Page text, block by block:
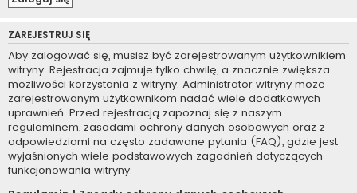
ZAREJESTRUJ SIĘ
Aby zalogować się, musisz być zarejestrowanym użytkownikiem
witryny. Rejestracja zajmuje tylko chwilę, a znacznie zwiększa
możliwości korzystania z witryny. Administrator witryny może
zarejestrowanym użytkownikom nadać wiele dodatkowych
uprawnień. Przed rejestracją zapoznaj się z naszym
regulaminem, zasadami ochrony danych osobowych oraz z
odpowiedziami na często zadawane pytania (FAQ), gdzie jest
wyjaśnionych wiele podstawowych zagadnień dotyczących
funkcjonowania witryny.